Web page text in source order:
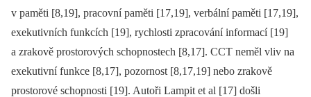
v paměti [8,19], pracovní paměti [17,19], verbální paměti [17,19],
exekutivních funkcích [19], rychlosti zpracování informací [19]
a zrakově prostorových schopnostech [8,17]. CCT neměl vliv na
exekutivní funkce [8,17], pozornost [8,17,19] nebo zrakově
prostorové schopnosti [19]. Autoři Lampit et al [17] došli